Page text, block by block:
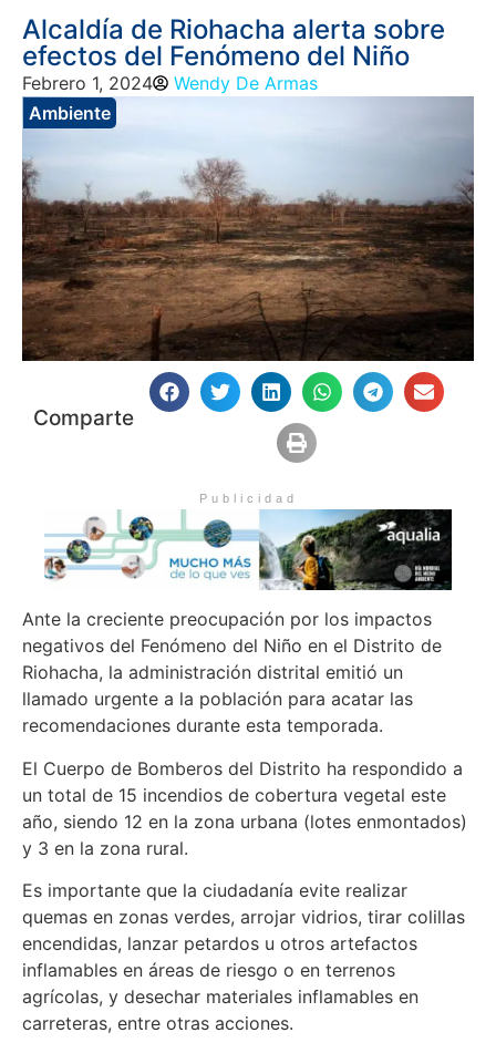
Alcaldía de Riohacha alerta sobre
efectos del Fenómeno del Niño
Febrero 1, 2024
Wendy De Armas
Ambiente
Comparte
Publicidad
Ante la creciente preocupación por los impactos
negativos del Fenómeno del Niño en el Distrito de
Riohacha, la administración distrital emitió un
llamado urgente a la población para acatar las
recomendaciones durante esta temporada.
El Cuerpo de Bomberos del Distrito ha respondido a
un total de 15 incendios de cobertura vegetal este
año, siendo 12 en la zona urbana (lotes enmontados)
y 3 en la zona rural.
Es importante que la ciudadanía evite realizar
quemas en zonas verdes, arrojar vidrios, tirar colillas
encendidas, lanzar petardos u otros artefactos
inflamables en áreas de riesgo o en terrenos
agrícolas, y desechar materiales inflamables en
carreteras, entre otras acciones.